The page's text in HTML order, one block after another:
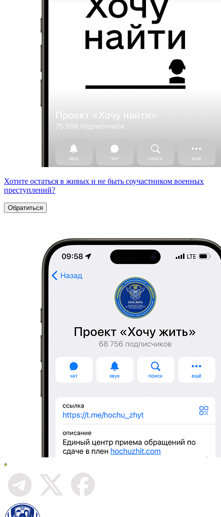
Хотите остаться в живых и не быть соучастником военных
преступлений?
Обратиться